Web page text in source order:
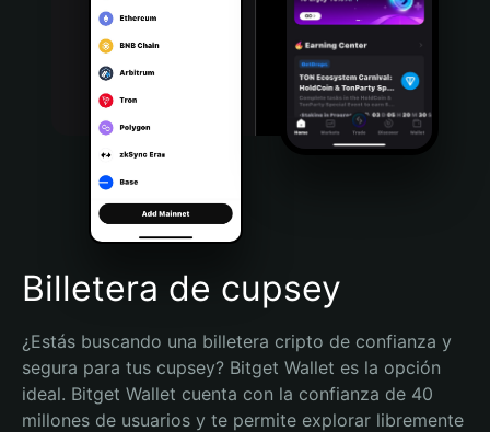
Português (Portugal)
Bahasa Indonesia
Português (Brasil)
Español (Argentina)
Billetera de cupsey
¿Estás buscando una billetera cripto de confianza y
segura para tus cupsey? Bitget Wallet es la opción
ideal. Bitget Wallet cuenta con la confianza de 40
millones de usuarios y te permite explorar libremente